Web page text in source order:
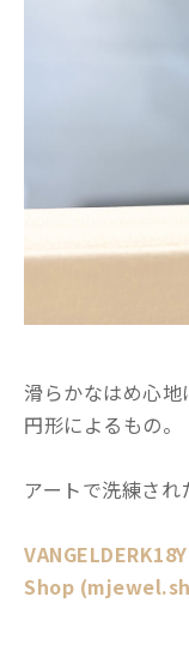
滑らかなはめ心
円形によるもの。
アートで洗練され
Shop